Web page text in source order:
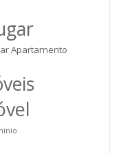
Apartamento